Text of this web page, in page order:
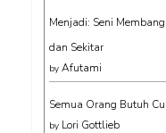
Menjadi: Seni
dan Sekitar
by Afutami
Semua Orang Butuh
by Lori Gottlieb